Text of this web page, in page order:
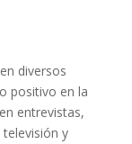
diversos
positivo en la
entrevistas,
y